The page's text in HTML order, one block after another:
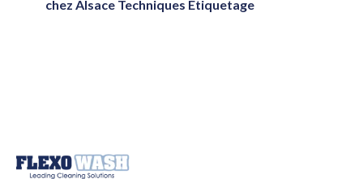
chez Alsace Techniques Étiquetage